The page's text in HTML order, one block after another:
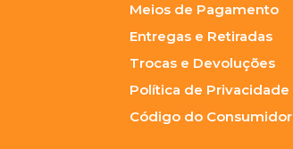
Meios de Pagamento
Entregas e Retiradas
Trocas e Devoluções
Política de Privacidade
Código do Consumidor